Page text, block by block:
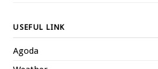
USEFUL LINK
Agoda